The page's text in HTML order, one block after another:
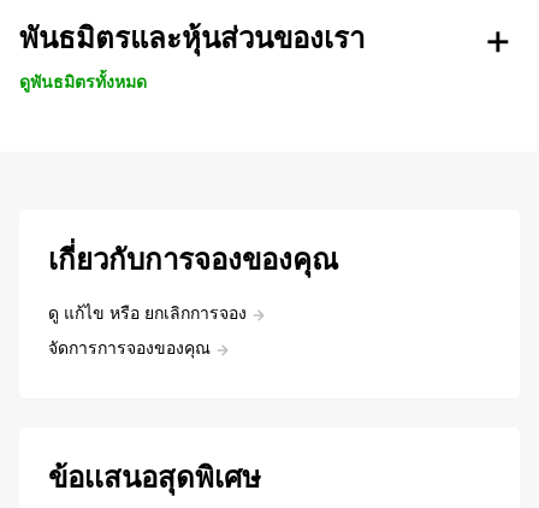
พันธมิตรและหุ้นส่วนของเรา
ดูพันธมิตรทั้งหมด
เกี่ยวกับการจองของคุณ
ดู แก้ไข หรือ ยกเลิกการจอง
จัดการการจองของคุณ
ข้อเเสนอสุดพิเศษ